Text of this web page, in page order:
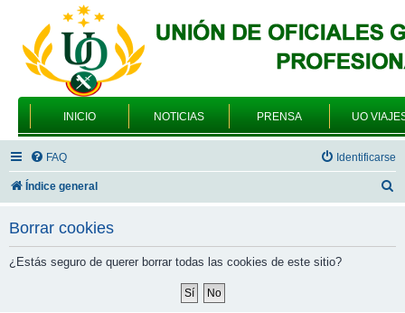
INICIO NOTICIAS PRENSA UO
FAQ Identificarse
Índice general
Borrar cookies
¿Estás seguro de querer borrar todas las cookies de este sitio?